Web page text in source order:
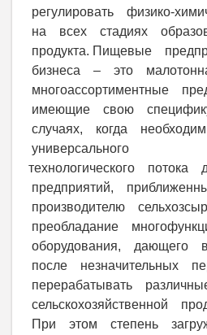
регулировать физико-
на всех стадиях
продукта. Пищевые
бизнеса – это
многоассортиментные
имеющие свою
случаях, когда
универсального
технологического
предприятий,
производителю
преобладание
оборудования, дающего
после незначительных
перерабатывать
сельскохозяйственной
При этом степень